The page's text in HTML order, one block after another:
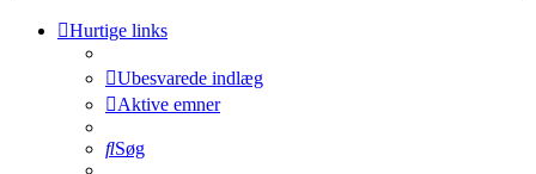
Hurtige links
Ubesvarede indlæg
Aktive emner
Søg